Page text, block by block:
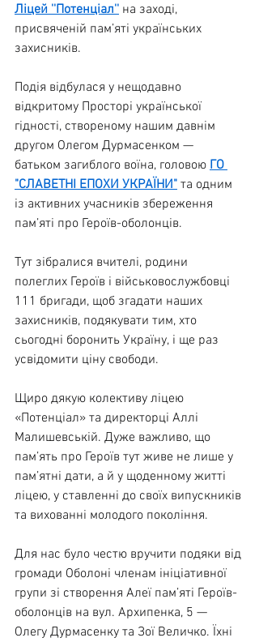
Ліцей ''Потенціал'' на заході,
присвяченій пам’яті українських
захисників.
Подія відбулася у нещодавно
відкритому Просторі української
гідності, створеному нашим давнім
другом Олегом Дурмасенком —
батьком загиблого воїна, головою ГО
"СЛАВЕТНІ ЕПОХИ УКРАЇНИ" та одним
із активних учасників збереження
пам’яті про Героїв-оболонців.
Тут зібралися вчителі, родини
полеглих Героїв і військовослужбовці
111 бригади, щоб згадати наших
захисників, подякувати тим, хто
сьогодні боронить Україну, і ще раз
усвідомити ціну свободи.
Щиро дякую колективу ліцею
«Потенціал» та директорці Аллі
Малишевській. Дуже важливо, що
пам’ять про Героїв тут живе не лише у
пам’ятні дати, а й у щоденному житті
ліцею, у ставленні до своїх випускників
та вихованні молодого покоління.
Для нас було честю вручити подяки від
громади Оболоні членам ініціативної
групи зі створення Алеї пам’яті Героїв-
оболонців на вул. Архипенка, 5 —
Олегу Дурмасенку та Зої Величко. Їхні